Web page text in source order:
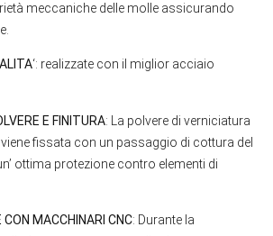
meccaniche delle molle assicurando
‘: realizzate con il miglior acciaio
E FINITURA: La polvere di verniciatura
fissata con un passaggio di cottura del
ottima protezione contro elementi di
MACCHINARI CNC: Durante la